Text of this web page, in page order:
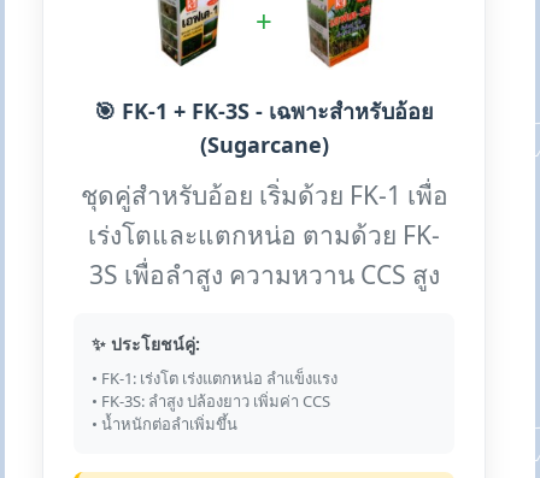
+
🎯 FK-1 + FK-3S - เฉพาะสำหรับอ้อย
(Sugarcane)
ชุดคู่สำหรับอ้อย เริ่มด้วย FK-1 เพื่อ
เร่งโตและแตกหน่อ ตามด้วย FK-
3S เพื่อลำสูง ความหวาน CCS สูง
✨ ประโยชน์คู่:
• FK-1: เร่งโต เร่งแตกหน่อ ลำแข็งแรง
• FK-3S: ลำสูง ปล้องยาว เพิ่มค่า CCS
• น้ำหนักต่อลำเพิ่มขึ้น